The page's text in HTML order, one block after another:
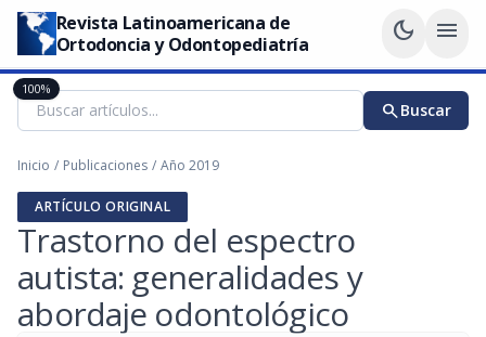
Revista Latinoamericana de
Ortodoncia y Odontopediatría
dark_mode menu
searchBuscar
Inicio / Publicaciones / Año 2019
ARTÍCULO ORIGINAL
Trastorno del espectro
autista: generalidades y
abordaje odontológico
100%